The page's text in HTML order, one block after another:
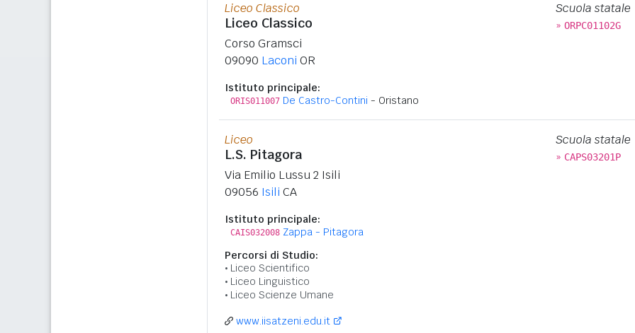
Liceo Classico
Liceo Classico
Corso Gramsci
09090 Laconi OR
Istituto principale:
ORIS011007 De Castro-Contini - Oristano
Scuola statale
» ORPC01102G
Liceo
L.S. Pitagora
Via Emilio Lussu 2 Isili
09056 Isili CA
Istituto principale:
CAIS032008 Zappa - Pitagora
Percorsi di Studio:
Liceo Scientifico
Liceo Linguistico
Liceo Scienze Umane
Scuola statale
» CAPS03201P
www.iisatzeni.edu.it